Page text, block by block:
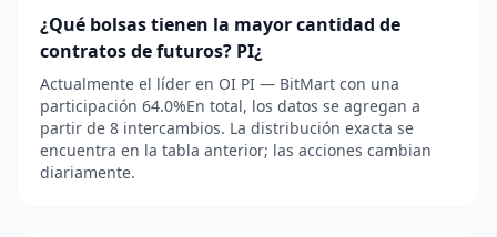
¿Qué bolsas tienen la mayor cantidad de
contratos de futuros? PI¿
Actualmente el líder en OI PI — BitMart con una
participación 64.0%En total, los datos se agregan a
partir de 8 intercambios. La distribución exacta se
encuentra en la tabla anterior; las acciones cambian
diariamente.